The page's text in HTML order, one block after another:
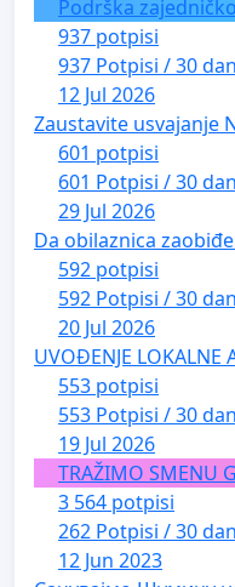
Podrška
937 potpisi
937 Potpisi / 30
12 Jul 2026
Zaustavite usvajanje
601 potpisi
601 Potpisi / 30
29 Jul 2026
Da obilaznica
592 potpisi
592 Potpisi / 30
20 Jul 2026
UVOĐENJE LOKALNE
553 potpisi
553 Potpisi / 30
19 Jul 2026
TRAŽIMO SMENU
3 564 potpisi
262 Potpisi / 30
12 Jun 2023